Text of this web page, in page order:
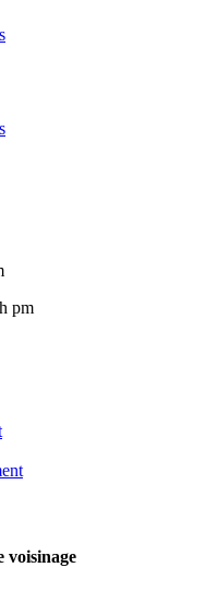
pm
voisinage